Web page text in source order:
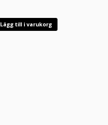
Lägg till i varukorg